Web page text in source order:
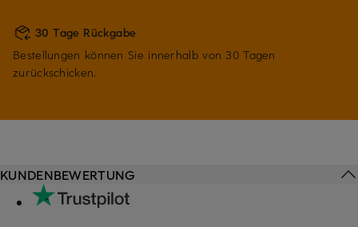
30 Tage Rückgabe
Bestellungen können Sie innerhalb von 30 Tagen
zurückschicken.
KUNDENBEWERTUNG